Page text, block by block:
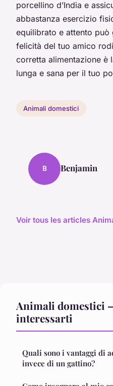
porcellino d’India e
abbastanza esercizio
equilibrato e attento può
felicità del tuo amico
corretta alimentazione è
lunga e sana per il tuo
Animali domestici
B Benjamin
Voir tous les articles
Animali domestici
interessarti
Quali sono i vantaggi di
invece di un gattino?